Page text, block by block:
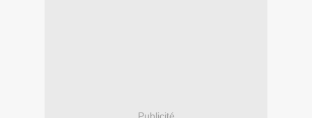
Publicité